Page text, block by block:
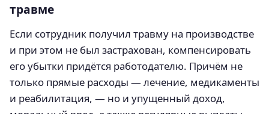
травме
Если сотрудник получил травму на производстве
и при этом не был застрахован, компенсировать
его убытки придётся работодателю. Причём не
только прямые расходы — лечение, медикаменты
и реабилитация, — но и упущенный доход,